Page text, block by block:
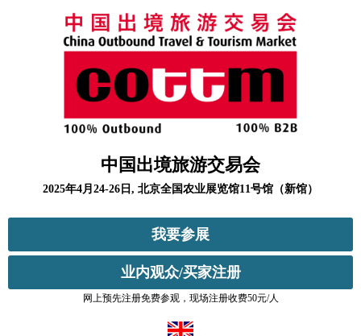
中国出境旅游交易会
2025年4月24-26日, 北京全国农业展览馆11号馆（新馆）
我要参展
业内观众/买家注册
网上预先注册免费参观，现场注册收费50元/人